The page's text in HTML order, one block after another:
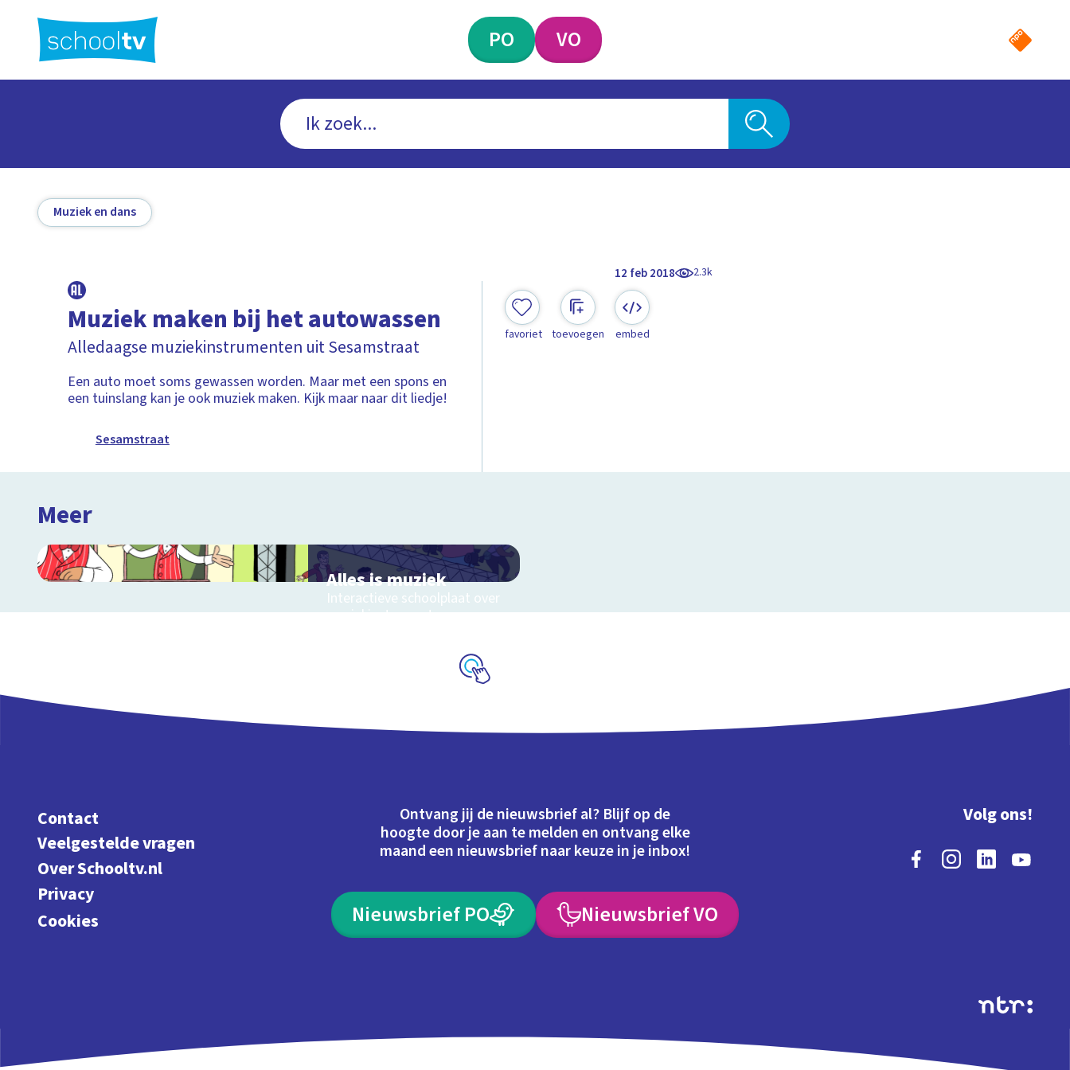
hoofdinhoud
PO VO
Muziek en dans
12 feb 2018 2.3k
Muziek maken bij het autowassen
Alledaagse muziekinstrumenten uit Sesamstraat
Een auto moet soms gewassen worden. Maar met een spons en
een tuinslang kan je ook muziek maken. Kijk maar naar dit liedje!
Sesamstraat
favoriet toevoegen embed
Meer
Alles is muziek
Interactieve schoolplaat over
muziekinstrumenten en
Contact
Veelgestelde vragen
Over Schooltv.nl
Privacy
Cookies
Ontvang jij de nieuwsbrief al? Blijf op de
hoogte door je aan te melden en ontvang elke
maand een nieuwsbrief naar keuze in je inbox!
Nieuwsbrief PO Nieuwsbrief VO
Volg ons!